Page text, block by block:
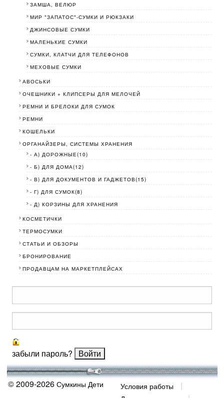
ЗАМША, ВЕЛЮР
МИР "ЗАПАТОС"-СУМКИ И РЮКЗАКИ
ДЖИНСОВЫЕ СУМКИ
МАЛЕНЬКИЕ СУМКИ
СУМКИ, КЛАТЧИ ДЛЯ ТЕЛЕФОНОВ
МЕХОВЫЕ СУМКИ
АВОСЬКИ
ОЧЕШНИКИ + КЛИПСЕРЫ ДЛЯ МЕЛОЧЕЙ
РЕМНИ И БРЕЛОКИ ДЛЯ СУМОК
РЕМНИ
КОШЕЛЬКИ
ОРГАНАЙЗЕРЫ, СИСТЕМЫ ХРАНЕНИЯ
- А) ДОРОЖНЫЕ(10)
- Б) ДЛЯ ДОМА(12)
- В) ДЛЯ ДОКУМЕНТОВ И ГАДЖЕТОВ(15)
- Г) ДЛЯ СУМОК(8)
- Д) КОРЗИНЫ ДЛЯ ХРАНЕНИЯ
КОСМЕТИЧКИ
ТЕРМОСУМКИ
СТАТЬИ И ОБЗОРЫ
БРОНИРОВАНИЕ
ПРОДАВЦАМ НА МАРКЕТПЛЕЙСАХ
забыли пароль?
© 2009-2026 Сумкины Дети
Условия работы